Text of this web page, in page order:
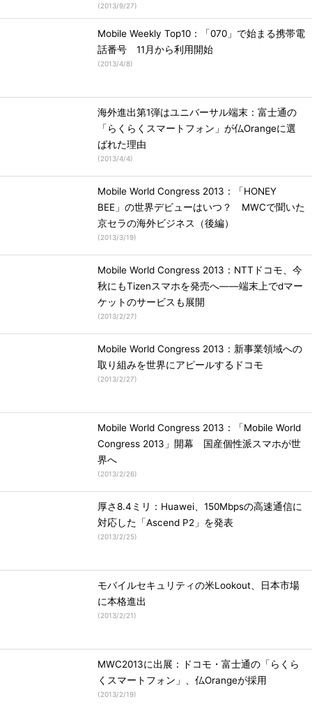
(2013/9/27)
Mobile Weekly Top10：「070」で始まる携帯電
話番号 11月から利用開始
(2013/4/8)
海外進出第1弾はユニバーサル端末：富士通の
「らくらくスマートフォン」が仏Orangeに選
ばれた理由
(2013/4/4)
Mobile World Congress 2013：「HONEY
BEE」の世界デビューはいつ？ MWCで聞いた
京セラの海外ビジネス（後編）
(2013/3/19)
Mobile World Congress 2013：NTTドコモ、今
秋にもTizenスマホを発売へ――端末上でdマー
ケットのサービスも展開
(2013/2/27)
Mobile World Congress 2013：新事業領域への
取り組みを世界にアピールするドコモ
(2013/2/27)
Mobile World Congress 2013：「Mobile World
Congress 2013」開幕 国産個性派スマホが世
界へ
(2013/2/26)
厚さ8.4ミリ：Huawei、150Mbpsの高速通信に
対応した「Ascend P2」を発表
(2013/2/25)
モバイルセキュリティの米Lookout、日本市場
に本格進出
(2013/2/21)
MWC2013に出展：ドコモ・富士通の「らくら
くスマートフォン」、仏Orangeが採用
(2013/2/19)